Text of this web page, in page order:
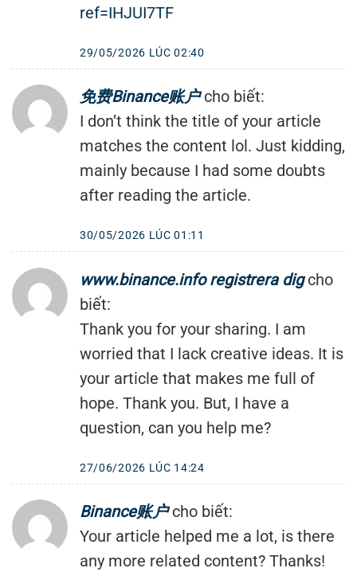
ref=IHJUI7TF
29/05/2026 LÚC 02:40
免费Binance账户 cho biết:
I don’t think the title of your article
matches the content lol. Just kidding,
mainly because I had some doubts
after reading the article.
30/05/2026 LÚC 01:11
www.binance.info registrera dig cho
biết:
Thank you for your sharing. I am
worried that I lack creative ideas. It is
your article that makes me full of
hope. Thank you. But, I have a
question, can you help me?
27/06/2026 LÚC 14:24
Binance账户 cho biết:
Your article helped me a lot, is there
any more related content? Thanks!